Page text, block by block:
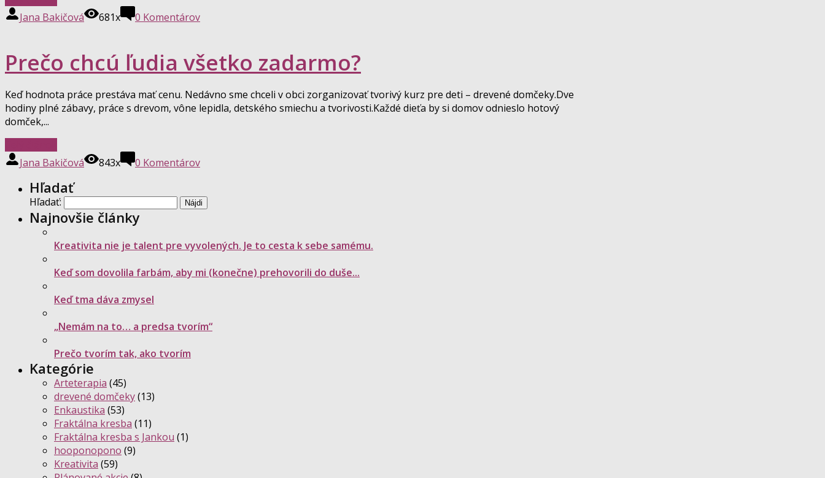
Jana Bakičová
681x 0 Komentárov
Prečo chcú ľudia všetko zadarmo?
Keď hodnota práce prestáva mať cenu. Nedávno sme chceli v obci zorganizovať tvorivý kurz pre deti – drevené domčeky.Dve
hodiny plné zábavy, práce s drevom, vône lepidla, detského smiechu a tvorivosti.Každé dieťa by si domov odnieslo hotový
domček,...
Jana Bakičová
843x 0 Komentárov
Hľadať
Hľadať:
Najnovšie články
Kreativita nie je talent pre vyvolených. Je to cesta k sebe samému.
Keď som dovolila farbám, aby mi (konečne) prehovorili do duše...
Keď tma dáva zmysel
„Nemám na to… a predsa tvorím“
Prečo tvorím tak, ako tvorím
Kategórie
Arteterapia (45)
drevené domčeky(13)
Enkaustika (53)
Fraktálna kresba (11)
Fraktálna kresba s Jankou (1)
hooponopono (9)
Kreativita (59)